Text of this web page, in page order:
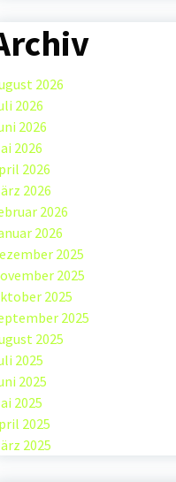
2026
2026
2026
2026
2026
2026
2026
2026
2025
2025
2025
2025
2025
2025
2025
2025
2025
2025